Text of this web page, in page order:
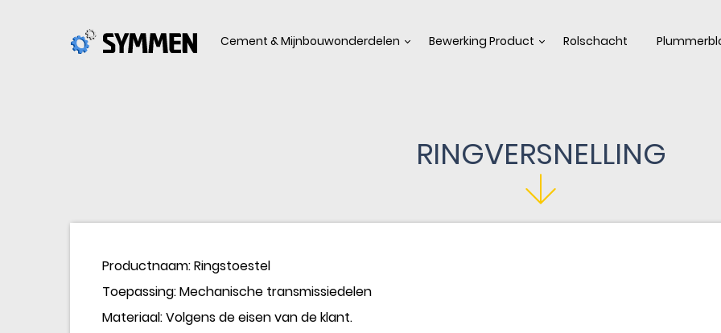
Cement & Mijnbouwonderdelen Bewerking Product Rolschacht
RINGVERSNELLING
Productnaam: Ringstoestel
Toepassing: Mechanische transmissiedelen
Materiaal: Volgens de eisen van de klant.